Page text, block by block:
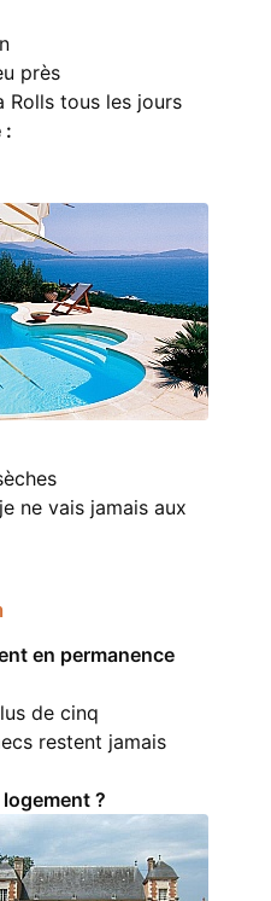
près
Rolls tous les jours
:
ne vais jamais aux
en permanence
de cinq
restent jamais
?